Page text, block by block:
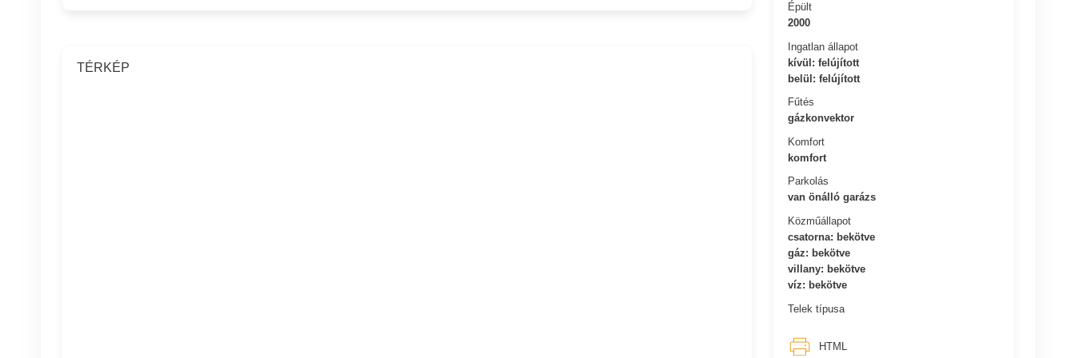
Épült
2000
Ingatlan állapot
kívül: felújított
belül: felújított
Fűtés
gázkonvektor
Komfort
komfort
Parkolás
van önálló garázs
Közműállapot
csatorna: bekötve
gáz: bekötve
villany: bekötve
víz: bekötve
Telek típusa
HTML
TÉRKÉP